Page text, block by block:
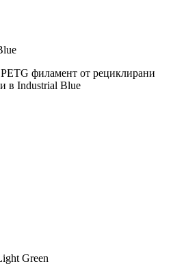
филамент от рециклирани
в Industrial Blue
Green